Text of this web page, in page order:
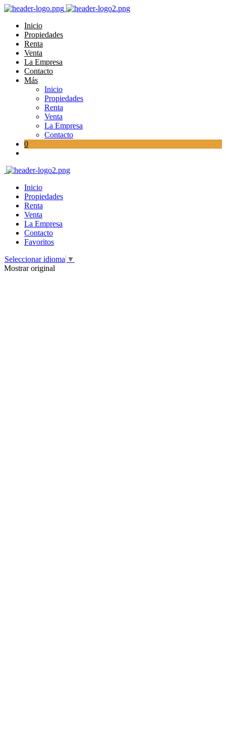
Inicio
Propiedades
Renta
Venta
La Empresa
Contacto
Más
Inicio
Propiedades
Renta
Venta
La Empresa
Contacto
0
Inicio
Propiedades
Renta
Venta
La Empresa
Contacto
Favoritos
Seleccionar idioma ▼
Mostrar original